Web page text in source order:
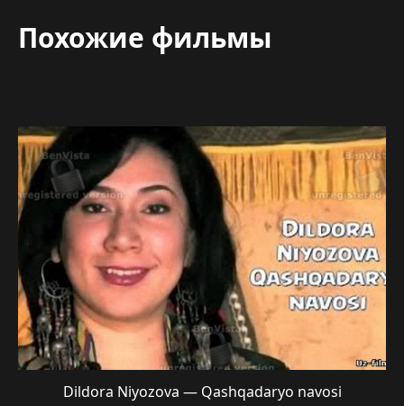
Похожие фильмы
Dildora Niyozova — Qashqadaryo navosi